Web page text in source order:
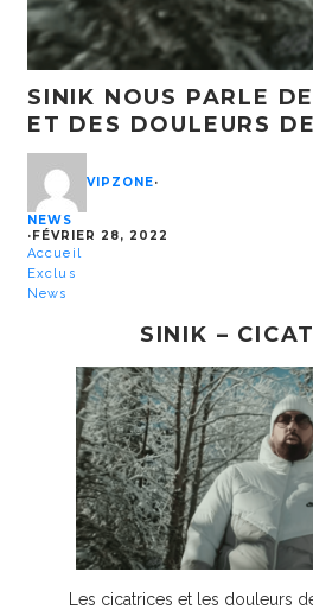
SINIK NOUS PARLE
ET DES DOULEURS
VIPZONE·
NEWS
· FÉVRIER 28, 2022
Accueil
Exclus
News
SINIK –
Les cicatrices et les douleurs